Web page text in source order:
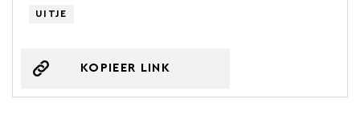
UITJE
KOPIEER LINK